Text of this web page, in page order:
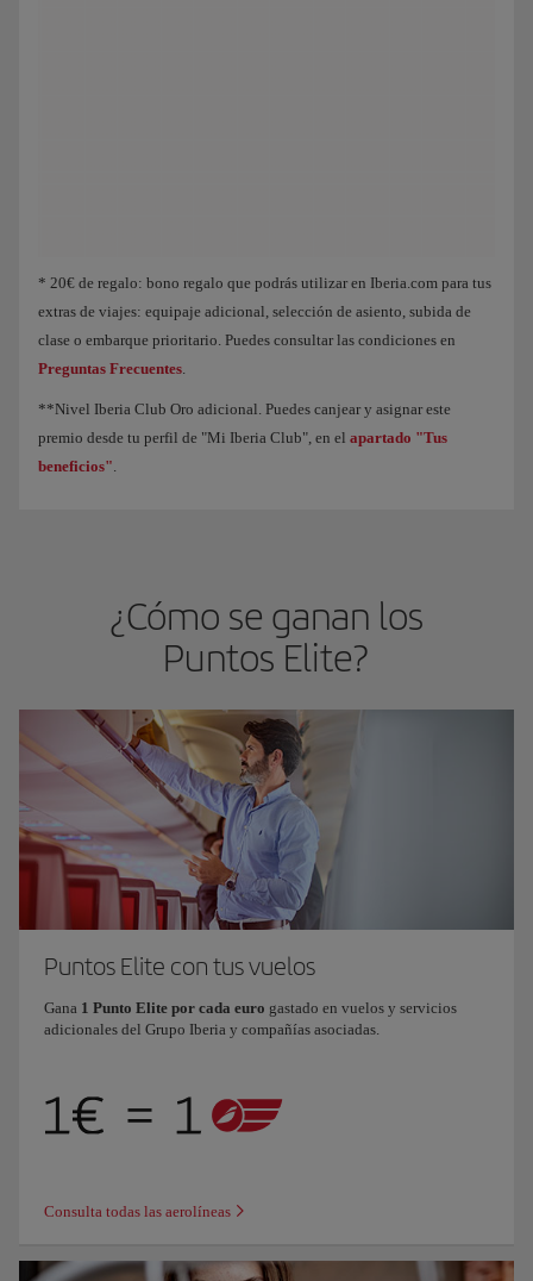
* 20€ de regalo: bono regalo que podrás utilizar en Iberia.com para tus
extras de viajes: equipaje adicional, selección de asiento, subida de
clase o embarque prioritario. Puedes consultar las condiciones en
Preguntas Frecuentes
**Nivel Iberia Club Oro adicional. Puedes canjear y asignar este
premio desde tu perfil de "Mi Iberia Club", en el apartado "Tus
beneficios"
¿Cómo se ganan los
Puntos Elite?
Puntos Elite con tus vuelos
Gana 1 Punto Elite por cada euro gastado en vuelos y servicios
adicionales del Grupo Iberia y compañías asociadas.
Consulta todas las aerolíneas